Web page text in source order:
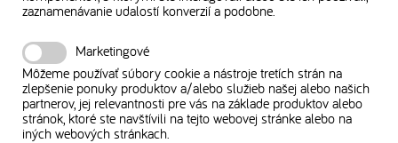
zaznamenávanie udalostí konverzií a podobne.
Marketingové
Môžeme používať súbory cookie a nástroje tretích strán na
zlepšenie ponuky produktov a/alebo služieb našej alebo našich
partnerov, jej relevantnosti pre vás na základe produktov alebo
stránok, ktoré ste navštívili na tejto webovej stránke alebo na
iných webových stránkach.